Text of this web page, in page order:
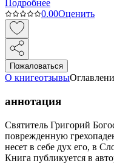
Подробнее
0.00Оценить
Пожаловаться
О книгеотзывы
аннотация
Святитель Григорий
поврежденную
несет в себе дух его, в
Книга публикуется в